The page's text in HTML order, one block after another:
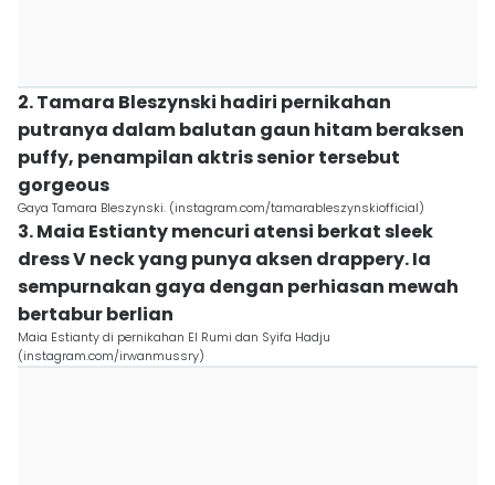
2. Tamara Bleszynski hadiri pernikahan
putranya dalam balutan gaun hitam beraksen
puffy, penampilan aktris senior tersebut
gorgeous
Gaya Tamara Bleszynski. (instagram.com/tamarableszynskiofficial)
3. Maia Estianty mencuri atensi berkat sleek
dress V neck yang punya aksen drappery. Ia
sempurnakan gaya dengan perhiasan mewah
bertabur berlian
Maia Estianty di pernikahan El Rumi dan Syifa Hadju
(instagram.com/irwanmussry)